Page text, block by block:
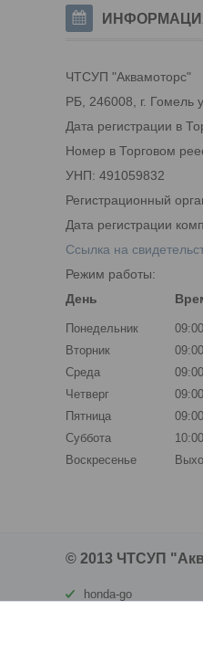
ЧТСУП "Аквамоторс"
РБ, 246008, г. Гомель
Дата регистрации в
Номер в Торговом
УНП: 491059832
Регистрационный
Дата регистрации
Ссылка на
Режим работы:
День
Понедельник
Вторник
Среда
Четверг
Пятница
Суббота
Воскресенье
© 2013 ЧТСУП
honda-go